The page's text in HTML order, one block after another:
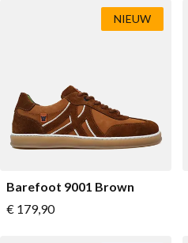
Barefoot 9001 Brown
Vanaf
€ 179,90
NIEUW